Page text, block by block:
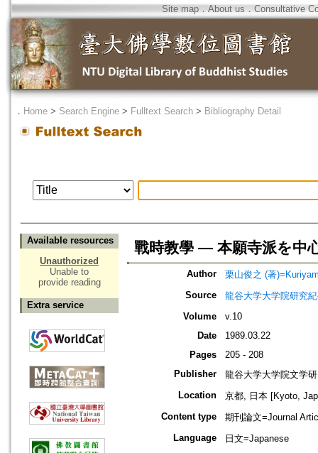
Site map．About us ． Consultative
． Home > Search Engine > Fulltext Search > Bibliography Detail
Available resources
Unauthorized
Unable to
provide reading
Extra service
戰時教學 — 本願寺派を中
Author
栗山俊之 (著
Source
龍谷大学大学院研究
Volume
v.10
Date
1989.03.22
Pages
205 - 208
Publisher
龍谷大学大学院文学
Location
京都, 日本 [Kyoto,
Content type
期刊論文=Journal
Language
日文=Japanese